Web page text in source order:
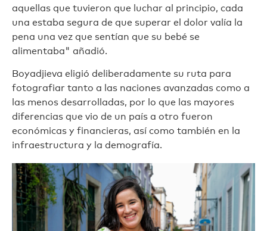
aquellas que tuvieron que luchar al principio, cada
una estaba segura de que superar el dolor valía la
pena una vez que sentían que su bebé se
alimentaba" añadió.
Boyadjieva eligió deliberadamente su ruta para
fotografiar tanto a las naciones avanzadas como a
las menos desarrolladas, por lo que las mayores
diferencias que vio de un país a otro fueron
económicas y financieras, así como también en la
infraestructura y la demografía.